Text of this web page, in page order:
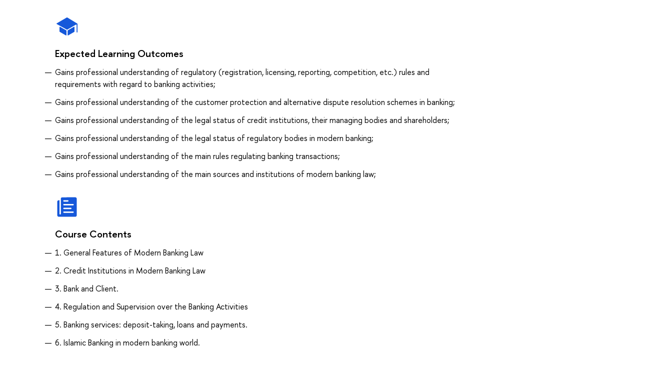
Expected Learning Outcomes
Gains professional understanding of regulatory (registration, licensing, reporting, competition, etc.) rules and
requirements with regard to banking activities;
Gains professional understanding of the customer protection and alternative dispute resolution schemes in banking;
Gains professional understanding of the legal status of credit institutions, their managing bodies and shareholders;
Gains professional understanding of the legal status of regulatory bodies in modern banking;
Gains professional understanding of the main rules regulating banking transactions;
Gains professional understanding of the main sources and institutions of modern banking law;
Course Contents
1. General Features of Modern Banking Law
2. Credit Institutions in Modern Banking Law
3. Bank and Client.
4. Regulation and Supervision over the Banking Activities
5. Banking services: deposit-taking, loans and payments.
6. Islamic Banking in modern banking world.